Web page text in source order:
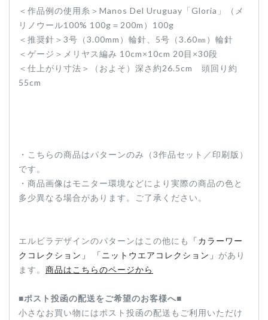
＜作品例の使用糸＞Manos Del Uruguay「Gloria」（メ
リノウール100% 100g＝200m）100g
＜推奨針＞3号（3.00mm）輪針、5号（3.60㎜）輪針
＜ゲージ＞メリヤス編み 10cm×10cm 20目×30段
＜仕上がり寸法＞（およそ）深さ約26.5cm 頭回り約
55cm
・こちらの商品はパターンのみ（3作品セット／印刷版）
です。
・商品画像はモニター環境などにより実際の商品の色と
多少異なる場合があります。ご了承ください。
エルビラデザインのパターンはこの他にも
「カラーワー
クコレクション」
「ニットウエアコレクション」 があり
ます。 商品はこちらのページから
■ポスト投函の配送をご希望のお客様へ■
小さなお買い物にはポスト投函の配送もご利用いただけ